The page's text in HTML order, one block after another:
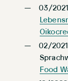
03/
02/
Food